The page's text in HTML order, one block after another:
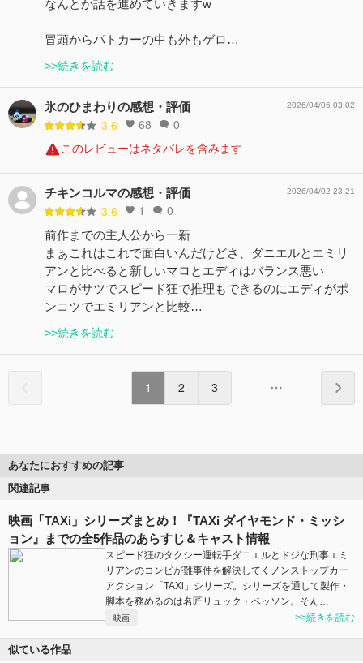
なんとか話を進めていきますw
冒頭からパトカーの中も外もゲロ…
>>続きを読む
氷のひまわりの感想・評価
3.6 68 0
2026/04/06 03:02
このレビューはネタバレを含みます
チキンコルマの感想・評価
3.6 1 0
2026/04/02 23:21
前作までの主人公から一新
まぁこれはこれで面白いんだけどさ、ダニエルとエミリ
アンと比べると新しいマロとエディはバランス悪い
マロがサツでスピード狂で推理もできるのにエディがポ
ンコツでエミリアンと比較…
>>続きを読む
1 2 3
あなたにおすすめの記事
関連記事
映画「TAXi」シリーズまとめ！『TAXi ダイヤモンド・ミッシ
ョン』までの全5作品のあらすじ＆キャスト情報
スピード狂のタクシー運転手ダニエルとドジな刑事エミ
リアンのコンビが難事件を解決してくノンストップカー
アクション「TAXi」シリーズ。シリーズを通して製作・
脚本を務めるのは名匠リュック・ベッソン。そん…
映画 >>続きを読む
似ている作品